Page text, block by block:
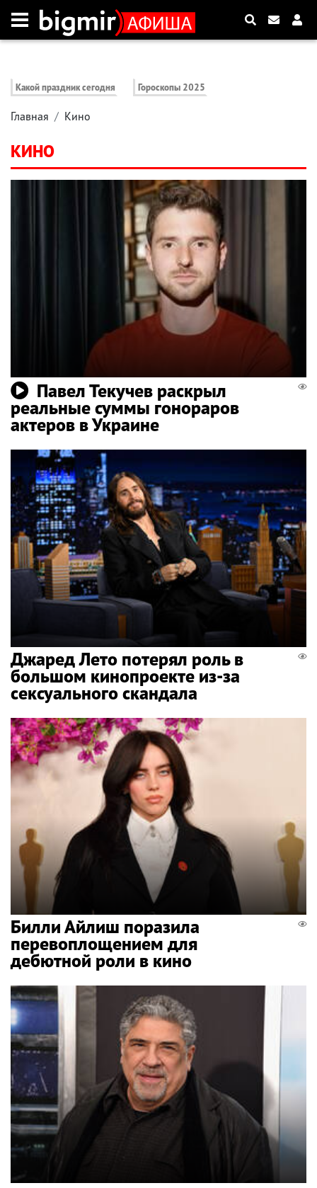
Какой праздник сегодня Гороскопы 2025
Главная Кино
КИНО
Павел Текучев раскрыл
реальные суммы гонораров
актеров в Украине
Джаред Лето потерял роль в
большом кинопроекте из-за
сексуального скандала
Билли Айлиш поразила
перевоплощением для
дебютной роли в кино